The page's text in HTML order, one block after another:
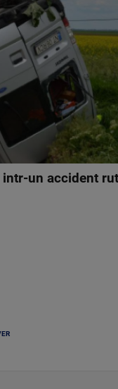
un accident